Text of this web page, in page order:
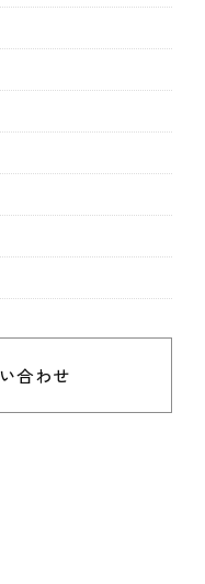
合わせ